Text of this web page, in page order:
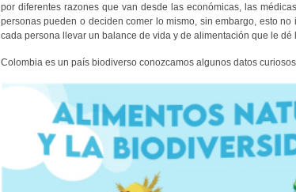
por diferentes razones que van desde las económicas, las
personas pueden o deciden comer lo mismo, sin embargo, esto
cada persona llevar un balance de vida y de alimentación que le
Colombia es un país biodiverso conozcamos algunos datos